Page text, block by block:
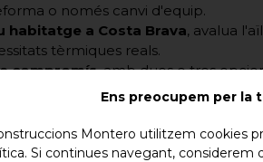
o només canvi d'equip.
habitatge a Costa Brava, avalua
tèrmiques reals.
compromís, amb dues o tres
estalvi rellevant.
el sistema escollit a Costa Brava
Ens preocupem per la
Montero utilitzem cookies
Si continues navegant,